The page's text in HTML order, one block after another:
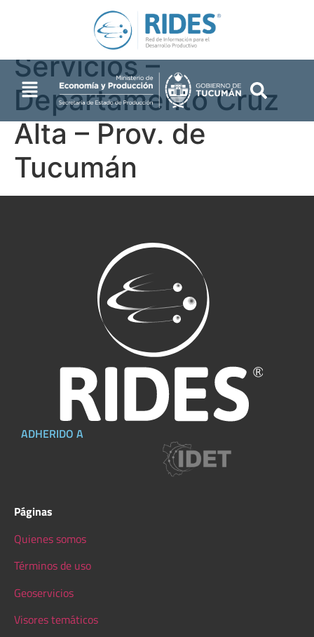
Industrias y
Servicios –
Departamento Cruz
Alta – Prov. de
Tucumán
ADHERIDO A
Páginas
Quienes somos
Términos de uso
Geoservicios
Visores temáticos